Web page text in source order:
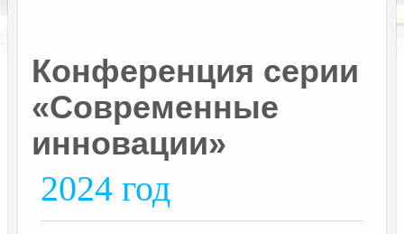
Конференция серии
«Современные
инновации»
2024 год